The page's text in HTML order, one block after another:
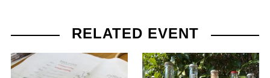
RELATED EVENT